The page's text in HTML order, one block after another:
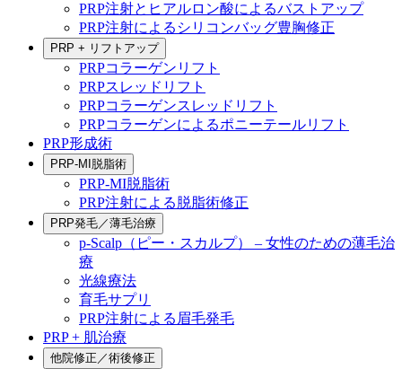
PRP注射とヒアルロン酸によるバストアップ
PRP注射によるシリコンバッグ豊胸修正
PRP + リフトアップ
PRPコラーゲンリフト
PRPスレッドリフト
PRPコラーゲンスレッドリフト
PRPコラーゲンによるポニーテールリフト
PRP形成術
PRP-MI脱脂術
PRP-MI脱脂術
PRP注射による脱脂術修正
PRP発毛／薄毛治療
p-Scalp（ピー・スカルプ） – 女性のための薄毛治
療
光線療法
育毛サプリ
PRP注射による眉毛発毛
PRP + 肌治療
他院修正／術後修正